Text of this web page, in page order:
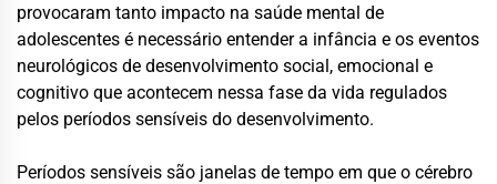
provocaram tanto impacto na saúde mental de
adolescentes é necessário entender a infância e os eventos
neurológicos de desenvolvimento social, emocional e
cognitivo que acontecem nessa fase da vida regulados
pelos períodos sensíveis do desenvolvimento.
Períodos sensíveis são janelas de tempo em que o cérebro